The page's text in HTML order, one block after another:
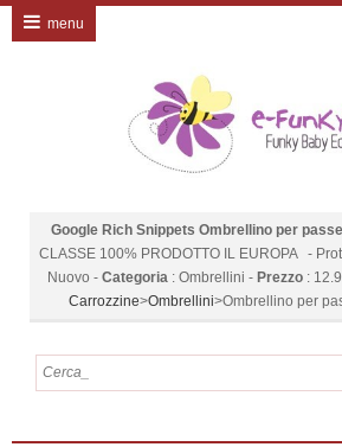
Google Rich Snippets Ombrellino per
CLASSE 100% PRODOTTO IL EUROPA -
Nuovo - Categoria: Ombrellini - Prezzo:
Carrozzine>Ombrellini>Ombrellino per
menu